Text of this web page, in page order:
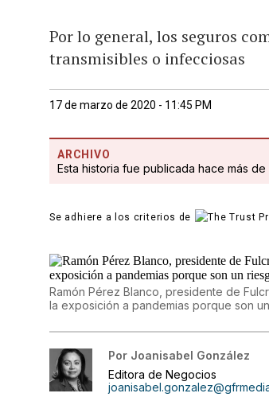
Por lo general, los seguros
transmisibles o infecciosas
17 de marzo de 2020 - 11:45 PM
ARCHIVO
Esta historia fue publicada hace más de
Se adhiere a los criterios de
Ramón Pérez Blanco, presidente de
la exposición a pandemias porque son
Por Joanisabel González
Editora de Negocios